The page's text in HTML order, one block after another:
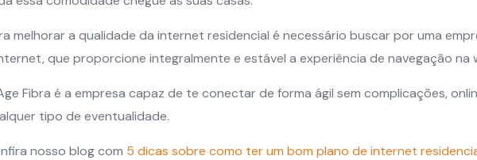
melhorar a qualidade da internet residencial é necessário buscar por uma
que proporcione integralmente e estável a experiência de navegação na
Fibra é a empresa capaz de te conectar de forma ágil sem complicações,
tipo de eventualidade.
nosso blog com 5 dicas sobre como ter um bom plano de internet